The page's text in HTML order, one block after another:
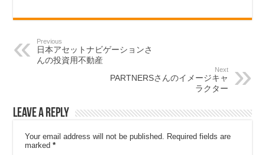
Previous
日本アセットナビゲーションさ
んの投資用不動産
Next
PARTNERSさんのイメージキャ
ラクター
Leave a Reply
Your email address will not be published. Required fields are
marked*